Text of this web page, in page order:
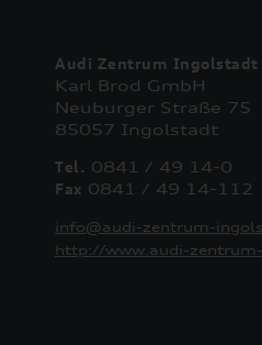
Audi Zentrum Ingolstadt
Karl Brod GmbH
Neuburger Straße 75
85057 Ingolstadt
Tel. 0841 / 49 14-0
Fax 0841 / 49 14-112
info@audi-zentrum-
http://www.audi-